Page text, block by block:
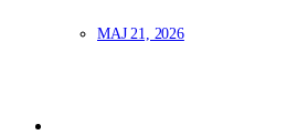
МАЈ 21, 2026